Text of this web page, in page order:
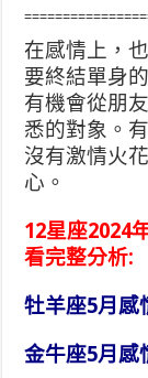
在感情上，
要終結單身
有機會從朋
悉的對象。
沒有激情火
心。
12星座2024
看完整分析:
牡羊座5月感
金牛座5月感